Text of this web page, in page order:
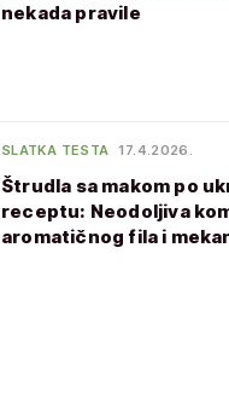
nekada pravile
SLATKA TESTA 17.4.2026.
Štrudla sa makom po
receptu: Neodoljiva
aromatičnog fila i